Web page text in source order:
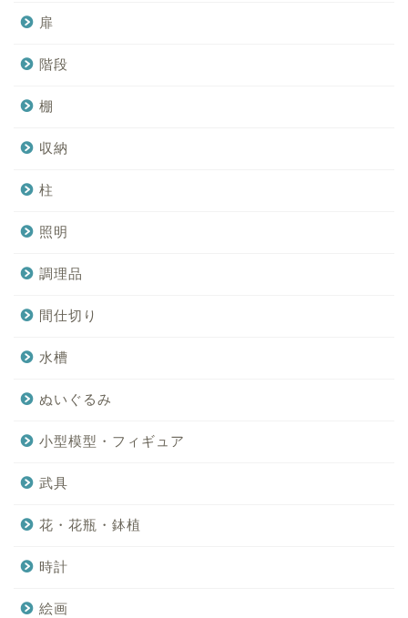
扉
階段
棚
収納
柱
照明
調理品
間仕切り
水槽
ぬいぐるみ
小型模型・フィギュア
武具
花・花瓶・鉢植
時計
絵画